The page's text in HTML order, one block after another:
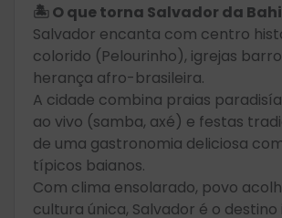
🏝️ O que torna Salvador da
Salvador encanta com centro
colorido (Pelourinho), igrejas
herança afro-brasileira.
A cidade combina praias
ao vivo (samba, axé) e festas
de uma gastronomia deliciosa
típicos baianos.
Com clima ensolarado, povo
cultura única, Salvador é o